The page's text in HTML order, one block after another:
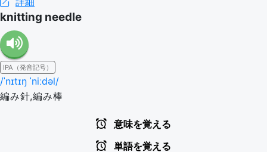
knitting needle
IPA（発音記号）
/ˈnɪtɪŋ ˈniːdəl/
編み針,編み棒
意味を覚える
単語を覚える